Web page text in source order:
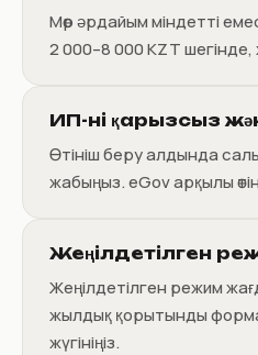
Мөр әрдайым міндетті
2 000–8 000 KZT
ИП-ні қарызсыз
Өтініш беру алдында
жабыңыз. eGov арқылы
Жеңілдетілген
Жеңілдетілген режим
жылдық қорытынды форма
жүгініңіз.